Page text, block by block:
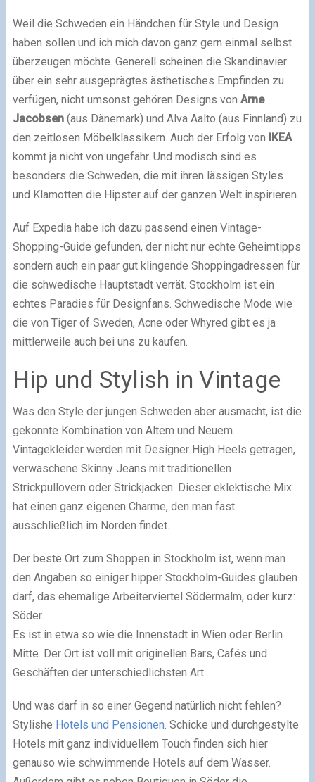
Weil die Schweden ein Händchen für Style und Design
haben sollen und ich mich davon ganz gern einmal selbst
überzeugen möchte. Generell scheinen die Skandinavier
über ein sehr ausgeprägtes ästhetisches Empfinden zu
verfügen, nicht umsonst gehören Designs von Arne
Jacobsen(aus Dänemark) und Alva Aalto (aus Finnland) zu
den zeitlosen Möbelklassikern. Auch der Erfolg von IKEA
kommt ja nicht von ungefähr. Und modisch sind es
besonders die Schweden, die mit ihren lässigen Styles
und Klamotten die Hipster auf der ganzen Welt inspirieren.
Auf Expedia habe ich dazu passend einen Vintage-
Shopping-Guide gefunden, der nicht nur echte Geheimtipps
sondern auch ein paar gut klingende Shoppingadressen für
die schwedische Hauptstadt verrät. Stockholm ist ein
echtes Paradies für Designfans. Schwedische Mode wie
die von Tiger of Sweden, Acne oder Whyred gibt es ja
mittlerweile auch bei uns zu kaufen.
Hip und Stylish in Vintage
Was den Style der jungen Schweden aber ausmacht, ist die
gekonnte Kombination von Altem und Neuem.
Vintagekleider werden mit Designer High Heels getragen,
verwaschene Skinny Jeans mit traditionellen
Strickpullovern oder Strickjacken. Dieser eklektische Mix
hat einen ganz eigenen Charme, den man fast
ausschließlich im Norden findet.
Der beste Ort zum Shoppen in Stockholm ist, wenn man
den Angaben so einiger hipper Stockholm-Guides glauben
darf, das ehemalige Arbeiterviertel Södermalm, oder kurz:
Söder.
Es ist in etwa so wie die Innenstadt in Wien oder Berlin
Mitte. Der Ort ist voll mit originellen Bars, Cafés und
Geschäften der unterschiedlichsten Art.
Und was darf in so einer Gegend natürlich nicht fehlen?
Stylishe Hotels und Pensionen. Schicke und durchgestylte
Hotels mit ganz individuellem Touch finden sich hier
genauso wie schwimmende Hotels auf dem Wasser.